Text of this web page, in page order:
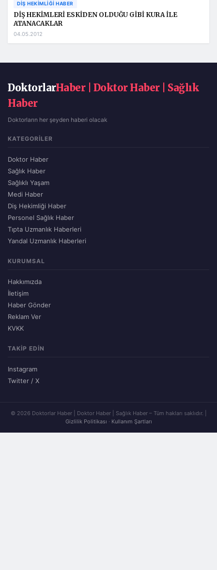
DIŞ HEKIMLIĞI HABER
DİŞ HEKİMLERİ ESKİDEN OLDUĞU GİBİ KURA İLE
ATANACAKLAR
04.05.2012
DoktorlarHaber | Doktor Haber | Sağlık
Haber
Doktorların her şeyden haberi olacak
KATEGORILER
Doktor Haber
Sağlık Haber
Sağlıklı Yaşam
Medi Haber
Diş Hekimliği Haber
Personel Sağlık Haber
Tıpta Uzmanlık Haberleri
Yandal Uzmanlık Haberleri
KURUMSAL
Hakkımızda
İletişim
Haber Gönder
Reklam Ver
KVKK
TAKIP EDIN
Instagram
Twitter / X
© 2026 Doktorlar Haber | Doktor Haber | Sağlık Haber – Tüm hakları saklıdır. |
Gizlilik Politikası · Kullanım Şartları